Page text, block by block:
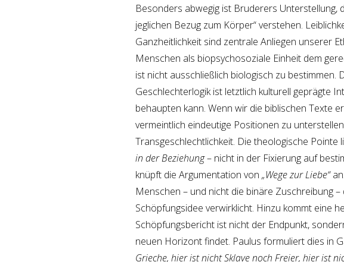
Besonders abwegig ist Bruderers
jeglichen Bezug zum Körper“ verstehen.
Ganzheitlichkeit sind zentrale Anliegen unserer
Menschen als biopsychosoziale Einheit dem
ist nicht ausschließlich biologisch zu bestimmen.
Geschlechterlogik ist letztlich kulturell geprägte
behaupten kann. Wenn wir die biblischen Texte
vermeintlich eindeutige Positionen zu
Transgeschlechtlichkeit. Die theologische
in der Beziehung– nicht in der Fixierung auf
knüpft die Argumentation von „Wege zur Liebe“
Menschen – und nicht die binäre Zuschreibung
Schöpfungsidee verwirklicht. Hinzu kommt eine
Schöpfungsbericht ist nicht der Endpunkt,
neuen Horizont findet. Paulus formuliert dies in
Grieche, hier ist nicht Sklave noch Freier, hier ist